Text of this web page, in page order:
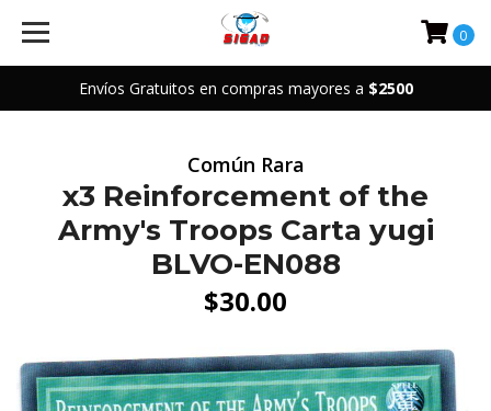
Envíos Gratuitos en compras mayores a $2500
0
Común Rara
x3 Reinforcement of the
Army's Troops Carta yugi
BLVO-EN088
$30.00